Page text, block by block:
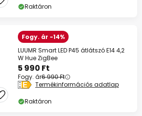
Raktáron
Fogy. ár -14%
LUUMR Smart LED P45 átlátszó E14 4,2
W Hue ZigBee
5 990 Ft
Fogy. ár6 990 Ft
Termékinformációs adatlap
Raktáron